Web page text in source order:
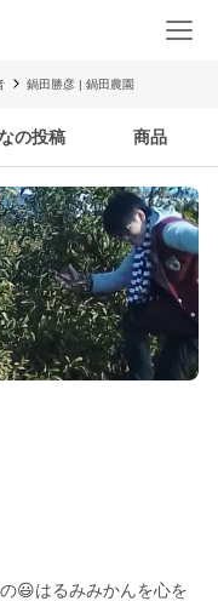
鍋田勝彦 | 鍋田農園
の投稿 商品
😃はるみみかんを心を